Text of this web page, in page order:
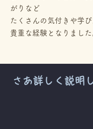
がりなど
たくさんの気付きや学
貴重な経験となりました
さあ詳しく説明